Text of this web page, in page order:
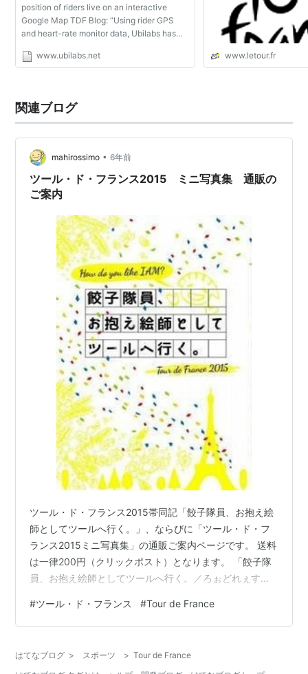
position of riders live on an interactive
Google Map TDF Blog: “Using rider GPS
and heart-rate monitor data, Ubilabs has
monitor the position of 8 riders. Very cool!”
www.ubilabs.net www.letour.fr
関連ブログ
mahirossimo • 6年前
ツール・ド・フランス2015 ミニ写真集 通販の
ご案内
ツール・ド・フランス2015帯同記「餃子隊員、お抱え絵
師としてツールへ行く。」、ならびに「ツール・ド・フ
ランス2015ミニ写真集」の通販ご案内ページです。 送料
は一律200円（クリックポスト）となります。 「餃子隊
員、お抱え絵師としてツールへ行く。／ろぉどれぇす落
としてツールへ行く。」（A5/88P/オンデマンド印刷）
「推しと推しチームに似顔絵と餃子たんステッカーをプ
ールに帯同することになったファンの手記」です。実に
#ツール・ド・フランス #Tour de France
はてなブログ > スポーツ > Tour de France